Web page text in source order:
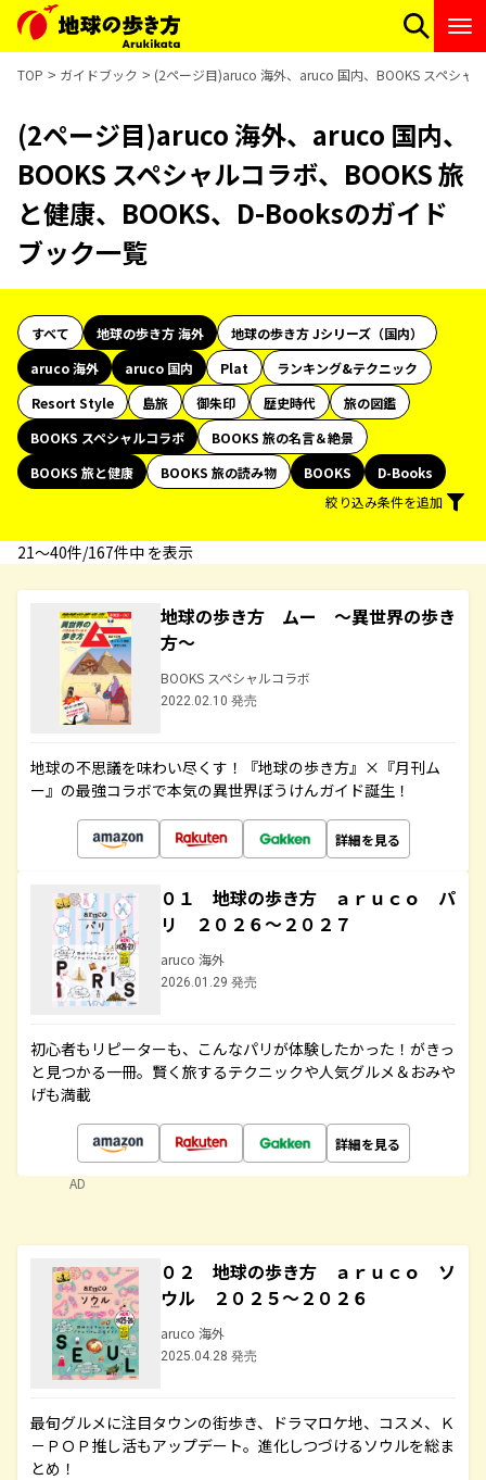
TOP ガイドブック (2ページ目)aruco 海外、aruco 国内、BOOKS スペシャ
(2ページ目)aruco 海外、aruco 国内、
BOOKS スペシャルコラボ、BOOKS 旅
と健康、BOOKS、D-Booksのガイド
ブック一覧
すべて 地球の歩き方 海外
地球の歩き方 Jシリーズ（国内）
aruco 海外
aruco 国内 Plat
ランキング&テクニック
Resort Style
島旅 御朱印 歴史時代
旅の図鑑
BOOKS スペシャルコラボ
BOOKS 旅の名言＆絶景
BOOKS 旅と健康
BOOKS 旅の読み物 BOOKS
D-Books
絞り込み条件を追加
21〜40件/167件中 を表示
地球の歩き方 ムー ～異世界の歩き
方～
BOOKS スペシャルコラボ
2022.02.10 発売
地球の不思議を味わい尽くす！『地球の歩き方』×『月刊ム
ー』の最強コラボで本気の異世界ぼうけんガイド誕生！
詳細を見る
０１ 地球の歩き方 ａｒｕｃｏ パ
リ ２０２６～２０２７
aruco 海外
2026.01.29 発売
初心者もリピーターも、こんなパリが体験したかった！がきっ
と見つかる一冊。賢く旅するテクニックや人気グルメ＆おみや
げも満載
詳細を見る
AD
０２ 地球の歩き方 ａｒｕｃｏ ソ
ウル ２０２５～２０２６
aruco 海外
2025.04.28 発売
最旬グルメに注目タウンの街歩き、ドラマロケ地、コスメ、Ｋ
－ＰＯＰ推し活もアップデート。進化しつづけるソウルを総ま
とめ！